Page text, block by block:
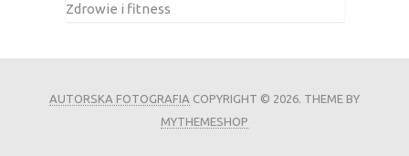
Zdrowie i fitness
AUTORSKA FOTOGRAFIA COPYRIGHT © 2026. THEME BY
MYTHEMESHOP